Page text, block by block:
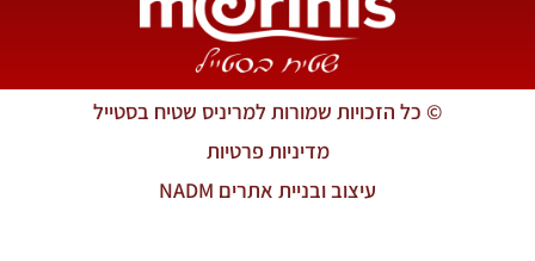
עיצוב ובניית אתרים NADM
מדיניות פרטיות
© כל הזכויות שמורות למריניס שטיח בסטייל